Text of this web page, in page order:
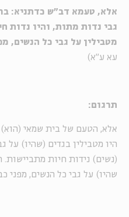
אלא, טעמא דב"ש כדתניא:
גבי נדות מתות, והיו נדות
מטבילין על גבי כל הנשים,
עא ע"א)
תרגום:
אלא, הטעם של בית שמאי (הוא)
היו מטבילין בגדים (שהיו) על
(נשים) נידות חיות מתביישות.
שהיו) על גבי כל הנשים, מפני